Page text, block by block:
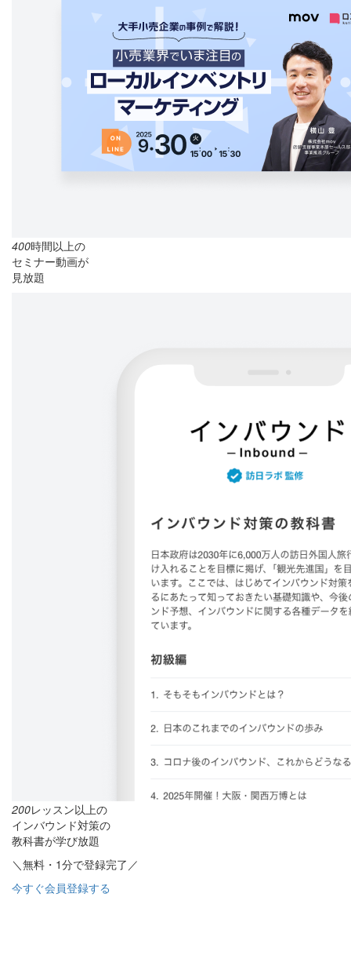
400時間以上の
セミナー動画が
見放題
200レッスン以上の
インバウンド対策の
教科書が学び放題
＼無料・1分で登録完了／
今すぐ会員登録する